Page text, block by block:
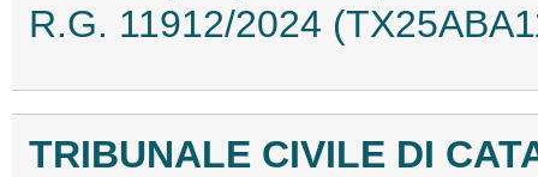
R.G. 11912/2024
TRIBUNALE CIVILE DI